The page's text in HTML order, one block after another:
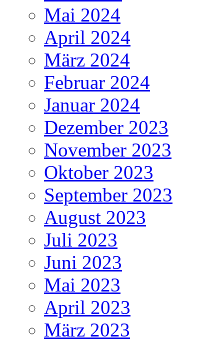
Mai 2024
April 2024
März 2024
Februar 2024
Januar 2024
Dezember 2023
November 2023
Oktober 2023
September 2023
August 2023
Juli 2023
Juni 2023
Mai 2023
April 2023
März 2023